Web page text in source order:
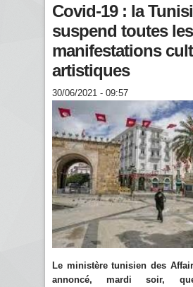
Covid-19 : la
suspend toutes les
manifestations
artistiques
30/06/2021 - 09:57
Le ministère tunisien des
annoncé, mardi soir,